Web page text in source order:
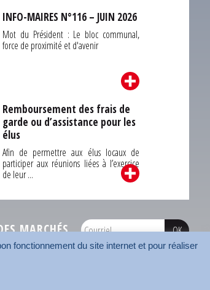
INFO-MAIRES N°116 – JUIN 2026
Mot du Président : Le bloc communal,
force de proximité et d'avenir
Remboursement des frais de
garde ou d’assistance pour les
élus
Afin de permettre aux élus locaux de
participer aux réunions liées à l’exercice
de leur ...
MARCHÉS
fonctionnement du site internet et pour réaliser